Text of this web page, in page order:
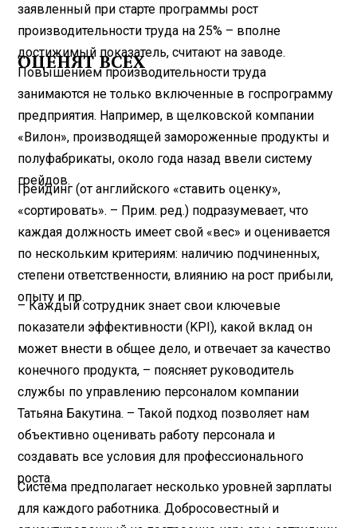
заявленный при старте программы рост
производительности труда на 25% – вполне
достижимый показатель, считают на заводе.
ОЦЕНЯТ ВСЕХ
Повышением производительности труда
занимаются не только включенные в госпрограмму
предприятия. Например, в щелковской компании
«Вилон», производящей замороженные продукты и
полуфабрикаты, около года назад ввели систему
грейдов.
Грейдинг (от английского «ставить оценку»,
«сортировать». – Прим. ред.) подразумевает, что
каждая должность имеет свой «вес» и оценивается
по нескольким критериям: наличию подчиненных,
степени ответственности, влиянию на рост прибыли,
опыту и пр.
– Каждый сотрудник знает свои ключевые
показатели эффективности (KPI), какой вклад он
может внести в общее дело, и отвечает за качество
конечного продукта, – поясняет руководитель
службы по управлению персоналом компании
Татьяна Бакутина. – Такой подход позволяет нам
объективно оценивать работу персонала и
создавать все условия для профессионального
роста.
Система предполагает несколько уровней зарплаты
для каждого работника. Добросовестный и